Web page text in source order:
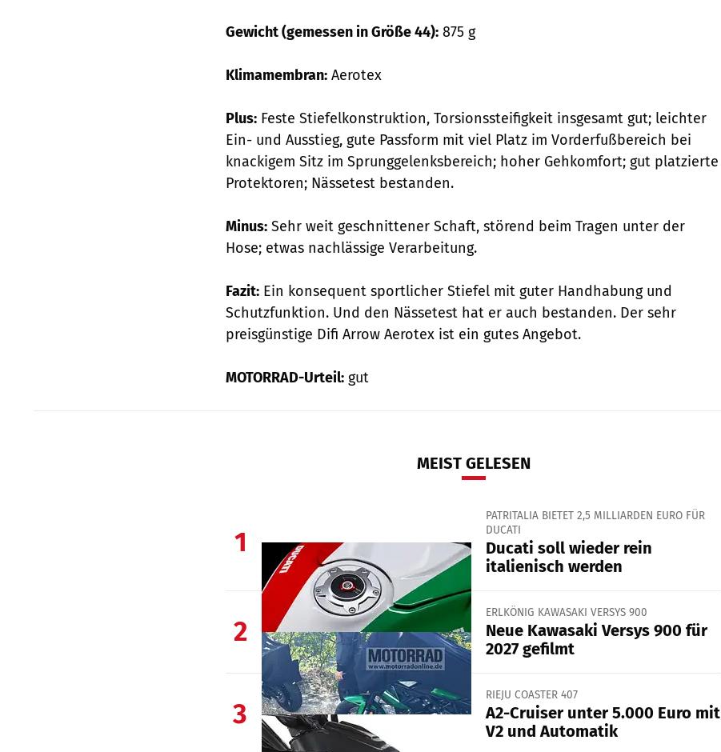
Gewicht (gemessen in Größe 44): 875 g
Klimamembran: Aerotex
Plus: Feste Stiefelkonstruktion, Torsionssteifigkeit insgesamt gut; leichter
Ein- und Ausstieg, gute Passform mit viel Platz im Vorderfußbereich bei
knackigem Sitz im Sprunggelenksbereich; hoher Gehkomfort; gut platzierte
Protektoren; Nässetest bestanden.
Minus: Sehr weit geschnittener Schaft, störend beim Tragen unter der
Hose; etwas nachlässige Verarbeitung.
Fazit: Ein konsequent sportlicher Stiefel mit guter Handhabung und
Schutzfunktion. Und den Nässetest hat er auch bestanden. Der sehr
preisgünstige Difi Arrow Aerotex ist ein gutes Angebot.
MOTORRAD-Urteil: gut
MEIST GELESEN
1
PATRITALIA BIETET 2,5 MILLIARDEN EURO FÜR
DUCATI
Ducati soll wieder rein
italienisch werden
2
ERLKÖNIG KAWASAKI VERSYS 900
Neue Kawasaki Versys 900 für
2027 gefilmt
3
RIEJU COASTER 407
A2-Cruiser unter 5.000 Euro mit
V2 und Automatik